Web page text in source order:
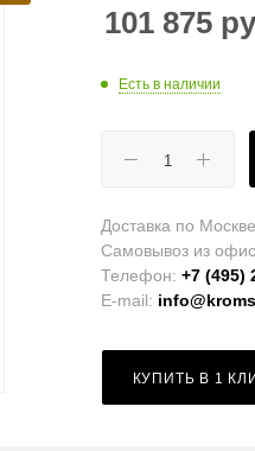
101 875
Есть в наличии
Доставка по
Самовывоз из
Телефон:+7 (495)
E-mail:
КУПИТЬ В 1